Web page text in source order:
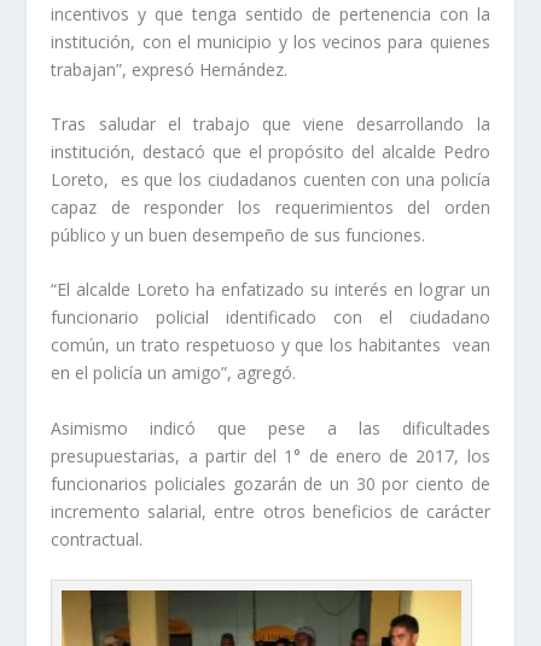
incentivos y que tenga sentido de pertenencia con la
institución, con el municipio y los vecinos para quienes
trabajan”, expresó Hernández.
Tras saludar el trabajo que viene desarrollando la
institución, destacó que el propósito del alcalde Pedro
Loreto, es que los ciudadanos cuenten con una policía
capaz de responder los requerimientos del orden
público y un buen desempeño de sus funciones.
“El alcalde Loreto ha enfatizado su interés en lograr un
funcionario policial identificado con el ciudadano
común, un trato respetuoso y que los habitantes vean
en el policía un amigo”, agregó.
Asimismo indicó que pese a las dificultades
presupuestarias, a partir del 1° de enero de 2017, los
funcionarios policiales gozarán de un 30 por ciento de
incremento salarial, entre otros beneficios de carácter
contractual.